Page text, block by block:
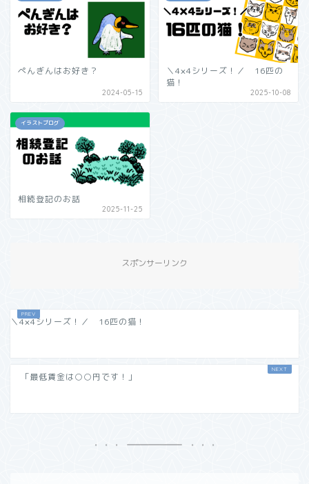
ぺんぎんはお好き？
2024-05-15
＼4×4シリーズ！／ 16匹の
猫！
2025-10-08
イラストブログ
相続登記のお話
2025-11-25
スポンサーリンク
＼4×4シリーズ！／ 16匹の猫！
「最低賃金は○○円です！」